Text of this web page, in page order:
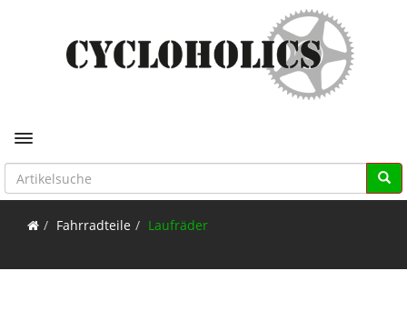
Toggle navigation
Fahrradteile Laufräder